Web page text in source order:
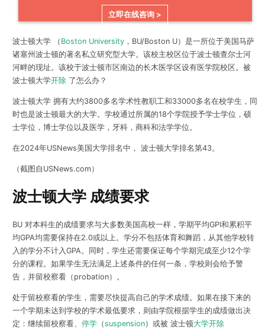
立即在线咨询 >
波士顿大学 （ Boston University，BU/Boston U）是一所位于美国马萨
诸塞州波士顿的著名私立研究型大学。该校主校区位于波士顿查尔士河
河畔的现址。该校于波士顿市区南边的长木医学区设有医学院校区。被
波士顿大学开除了怎么办？
波士顿大学 拥有大约3800多名学术性教职工和33000多名在校学生，同
时也是波士顿最大的大学。学校通过所属的18个学院授予学士学位，硕
士学位，博士学位以及医学，牙科，商科和法学学位。
在2024年USNews美国大学排名中， 波士顿大学排名第43。
（截图自USNews.com）
波士顿大学 成绩要求
BU 对本科生的成绩要求与大多数美国高校一样，学期平均GPI和累积平
均GPA均需要保持在2.0或以上。学分不包括体育和舞蹈，从其他学校转
入的学分不计入GPA。同时，学生还需要保证每个学期完成至少12个学
分的课程。如果学生无法满足上述条件的任何一条，学校则会给予警
告，并留校察看（probation）。
处于留校察看的学生，需要尽快提高自己的学术成绩。如果在接下来的
一个学期未达到学校的学术最低要求，则由学院根据学生的成绩做出决
定：继续留校察看、 停学（suspension）或被 波士顿大学开除